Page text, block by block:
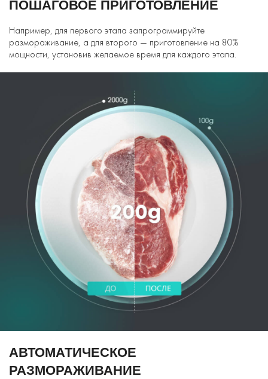
ПОШАГОВОЕ ПРИГОТОВЛЕНИЕ
Например, для первого этапа запрограммируйте
размораживание, а для второго — приготовление на 80%
мощности, установив желаемое время для каждого этапа.
АВТОМАТИЧЕСКОЕ
РАЗМОРАЖИВАНИЕ